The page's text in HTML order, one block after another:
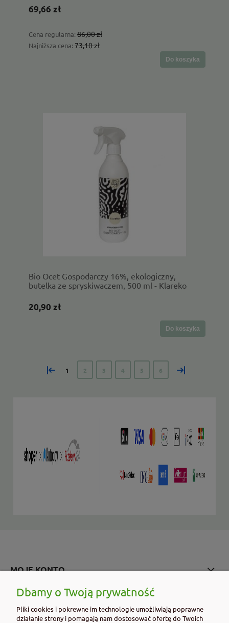
69,66 zł
Cena regularna: 86,00 zł
Najniższa cena: 73,10 zł
Do koszyka
Bio Ocet Gospodarczy 16%, ekologiczny,
butelka ze spryskiwaczem, 500 ml - Klareko
20,90 zł
Do koszyka
« 1 2 3 4 5 6 »
MOJE KONTO
PŁATNOŚCI I DOSTAWA
INFORMACJE
Dbamy o Twoją prywatność
Pliki cookies i pokrewne im technologie umożliwiają poprawne
działanie strony i pomagają nam dostosować ofertę do Twoich